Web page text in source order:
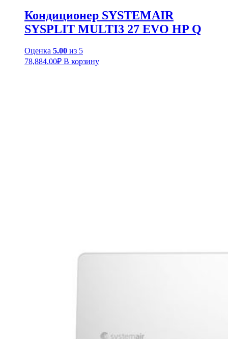
Кондиционер SYSTEMAIR
SYSPLIT MULTI3 27 EVO HP Q
Оценка 5.00 из 5
78,884.00₽ В корзину